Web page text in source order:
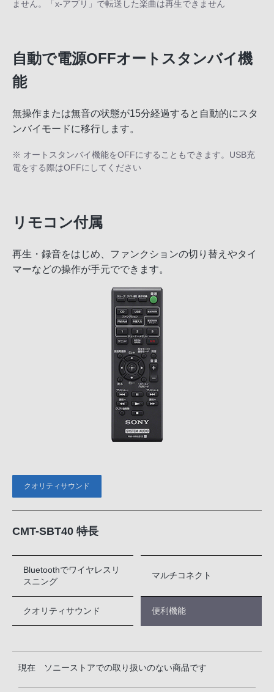
ません。「x-アプリ」で転送した楽曲は再生できません
自動で電源OFFオートスタンバイ機
能
無操作または無音の状態が15分経過すると自動的にスタ
ンバイモードに移行します。
※ オートスタンバイ機能をOFFにすることもできます。USB充
電をする際はOFFにしてください
リモコン付属
再生・録音をはじめ、ファンクションの切り替えやタイ
マーなどの操作が手元でできます。
クオリティサウンド
CMT-SBT40 特長
Bluetoothでワイヤレスリ
スニング
マルチコネクト
クオリティサウンド 便利機能
現在 ソニーストアでの取り扱いのない商品です